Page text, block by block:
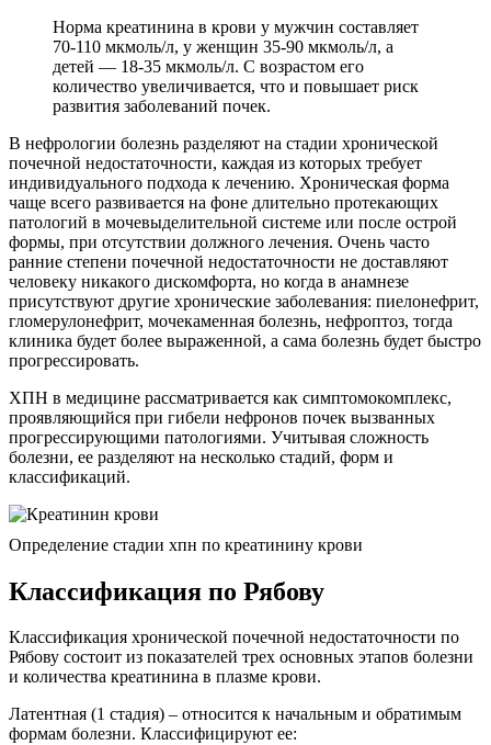
Норма креатинина в крови у мужчин составляет
70-110 мкмоль/л, у женщин 35-90 мкмоль/л, а
детей — 18-35 мкмоль/л. С возрастом его
количество увеличивается, что и повышает риск
развития заболеваний почек.
В нефрологии болезнь разделяют на стадии хронической
почечной недостаточности, каждая из которых требует
индивидуального подхода к лечению. Хроническая форма
чаще всего развивается на фоне длительно протекающих
патологий в мочевыделительной системе или после острой
формы, при отсутствии должного лечения. Очень часто
ранние степени почечной недостаточности не доставляют
человеку никакого дискомфорта, но когда в анамнезе
присутствуют другие хронические заболевания: пиелонефрит,
гломерулонефрит, мочекаменная болезнь, нефроптоз, тогда
клиника будет более выраженной, а сама болезнь будет быстро
прогрессировать.
ХПН в медицине рассматривается как симптомокомплекс,
проявляющийся при гибели нефронов почек вызванных
прогрессирующими патологиями. Учитывая сложность
болезни, ее разделяют на несколько стадий, форм и
классификаций.
Определение стадии хпн по креатинину крови
Классификация по Рябову
Классификация хронической почечной недостаточности по
Рябову состоит из показателей трех основных этапов болезни
и количества креатинина в плазме крови.
Латентная (1 стадия) – относится к начальным и обратимым
формам болезни. Классифицируют ее: